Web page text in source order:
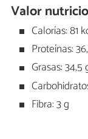
Valor
Calorías: 81
Proteínas:
Grasas: 34,5
Fibra: 3 g